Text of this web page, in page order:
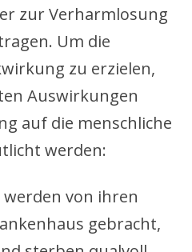
zur Verharmlosung
Um die
zu erzielen,
Auswirkungen
auf die menschliche
werden:
werden von ihren
gebracht,